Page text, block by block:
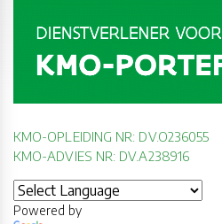
KMO-OPLEIDING NR: DV.O236055
KMO-ADVIES NR: DV.A238916
Powered by